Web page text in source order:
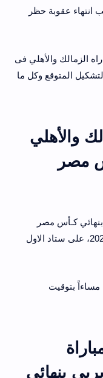
انتهاء عقوبة حظر
الزمالك والأهلي فى
الناقلة والتشكيل المتوقع وكل ما
والأهلي
مصر
كـأس مصر
2023؟ هو يـوم الجمعة الموافق 8 مارس 2024، على ستاد الاول
مساءاً بتوقيت
بنهائي